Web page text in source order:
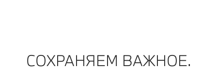
СОХРАНЯЕМ ВАЖНОЕ.